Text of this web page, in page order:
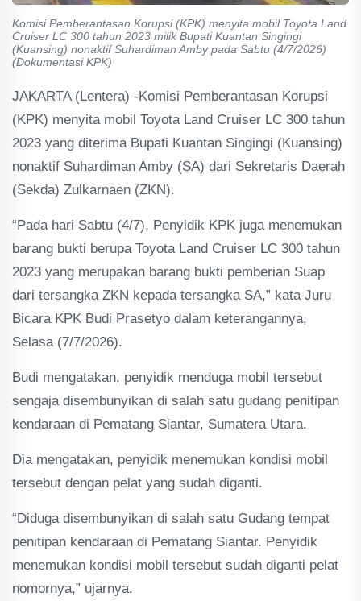
Komisi Pemberantasan Korupsi (KPK) menyita mobil Toyota Land
Cruiser LC 300 tahun 2023 milik Bupati Kuantan Singingi
(Kuansing) nonaktif Suhardiman Amby pada Sabtu (4/7/2026)
(Dokumentasi KPK)
JAKARTA (Lentera) -Komisi Pemberantasan Korupsi
(KPK) menyita mobil Toyota Land Cruiser LC 300 tahun
2023 yang diterima Bupati Kuantan Singingi (Kuansing)
nonaktif Suhardiman Amby (SA) dari Sekretaris Daerah
(Sekda) Zulkarnaen (ZKN).
“Pada hari Sabtu (4/7), Penyidik KPK juga menemukan
barang bukti berupa Toyota Land Cruiser LC 300 tahun
2023 yang merupakan barang bukti pemberian Suap
dari tersangka ZKN kepada tersangka SA,” kata Juru
Bicara KPK Budi Prasetyo dalam keterangannya,
Selasa (7/7/2026).
Budi mengatakan, penyidik menduga mobil tersebut
sengaja disembunyikan di salah satu gudang penitipan
kendaraan di Pematang Siantar, Sumatera Utara.
Dia mengatakan, penyidik menemukan kondisi mobil
tersebut dengan pelat yang sudah diganti.
“Diduga disembunyikan di salah satu Gudang tempat
penitipan kendaraan di Pematang Siantar. Penyidik
menemukan kondisi mobil tersebut sudah diganti pelat
nomornya,” ujarnya.